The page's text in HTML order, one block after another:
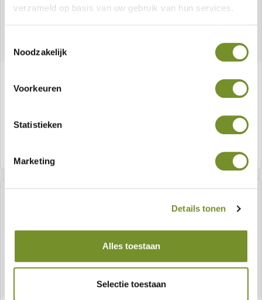
verzameld op basis van uw gebruik van hun services.
Noodzakelijk
Voorkeuren
Statistieken
Marketing
Details tonen
Alles toestaan
Selectie toestaan